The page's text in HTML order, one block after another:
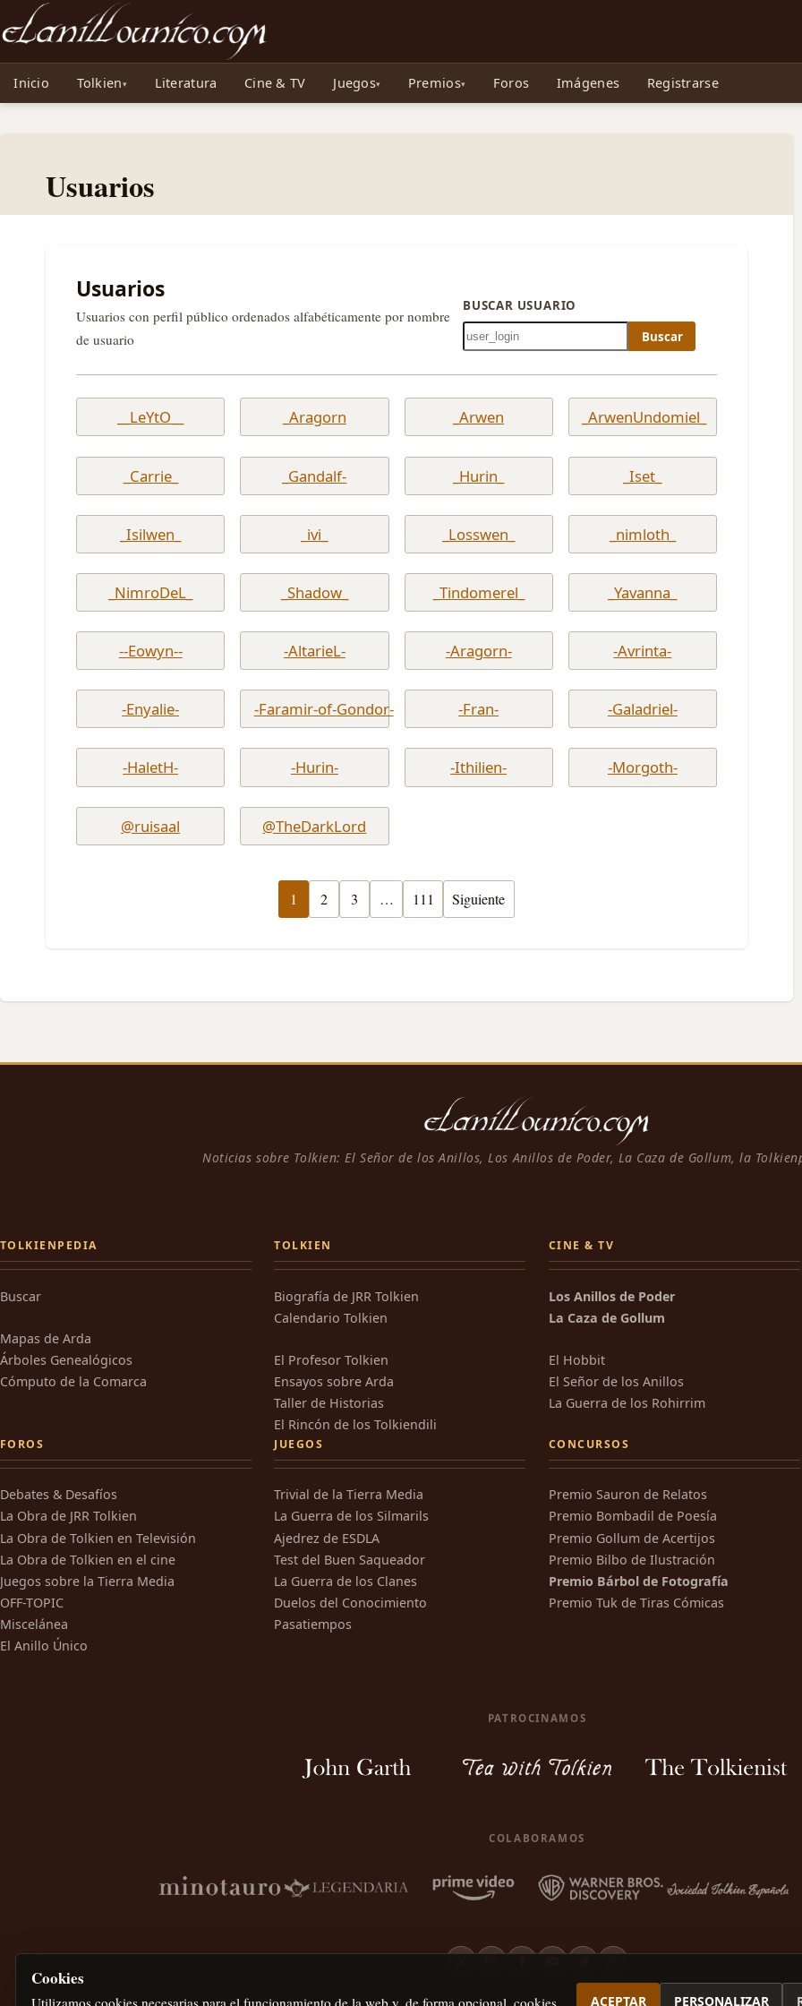
Noticias sobre Tolkien: El Señor de los Anillos, Los Anillos de Poder, La Caza de Gollum, la Tolkienpedia y más
Inicio Tolkien Literatura Cine & TV Juegos Premios Foros Imágenes Registrarse
Usuarios
Usuarios
Usuarios con perfil público ordenados alfabéticamente por nombre
de usuario
BUSCAR USUARIO
Buscar
__LeYtO__ _Aragorn _Arwen _ArwenUndomiel_
_Carrie_ _Gandalf- _Hurin_ _Iset_
_Isilwen_ _ivi_ _Losswen_ _nimloth_
_NimroDeL_ _Shadow_ _Tindomerel_ _Yavanna_
--Eowyn-- -AltarieL- -Aragorn- -Avrinta-
-Enyalie- -Faramir-of-Gondor- -Fran- -Galadriel-
-HaletH- -Hurin- -Ithilien- -Morgoth-
@ruisaal @TheDarkLord
1 2 3 … 111 Siguiente
Noticias sobre Tolkien: El Señor de los Anillos, Los Anillos de Poder, La Caza de Gollum, la
TOLKIENPEDIA
Buscar
Mapas de Arda
Árboles Genealógicos
Cómputo de la Comarca
TOLKIEN
Biografía de JRR Tolkien
Calendario Tolkien
El Profesor Tolkien
Ensayos sobre Arda
Taller de Historias
El Rincón de los Tolkiendili
CINE & TV
Los Anillos de Poder
La Caza de Gollum
El Hobbit
El Señor de los Anillos
La Guerra de los Rohirrim
FOROS
Debates & Desafíos
La Obra de JRR Tolkien
La Obra de Tolkien en Televisión
La Obra de Tolkien en el cine
Juegos sobre la Tierra Media
OFF-TOPIC
Miscelánea
El Anillo Único
JUEGOS
Trivial de la Tierra Media
La Guerra de los Silmarils
Ajedrez de ESDLA
Test del Buen Saqueador
La Guerra de los Clanes
Duelos del Conocimiento
Pasatiempos
CONCURSOS
Premio Sauron de Relatos
Premio Bombadil de Poesía
Premio Gollum de Acertijos
Premio Bilbo de Ilustración
Premio Bárbol de Fotografía
Premio Tuk de Tiras Cómicas
PATROCINAMOS
COLABORAMOS
Cookies
Utilizamos cookies necesarias para el funcionamiento de la web y, de forma opcional, cookies ACEPTAR PERSONALIZAR